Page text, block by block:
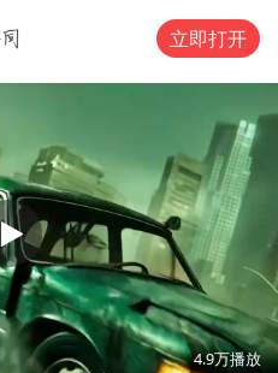
立即打开
01:56
4.9万播放